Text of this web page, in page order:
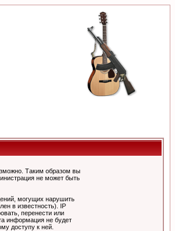
Таким образом вы
не может быть
могущих нарушить
в известность). IP
перенести или
информация не будет
доступу к ней.